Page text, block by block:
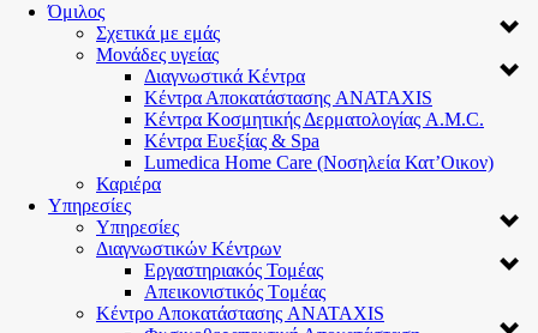
Όμιλος
Σχετικά με εμάς
Μονάδες υγείας
Διαγνωστικά Κέντρα
Κέντρα Αποκατάστασης ANATAXIS
Κέντρα Κοσμητικής Δερματολογίας A.M.C.
Κέντρα Ευεξίας & Spa
Lumedica Home Care (Νοσηλεία Κατ’Οικον)
Καριέρα
Υπηρεσίες
Υπηρεσίες
Διαγνωστικών Κέντρων
Εργαστηριακός Τομέας
Απεικονιστικός Tομέας
Κέντρο Αποκατάστασης ANATAXIS